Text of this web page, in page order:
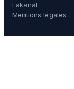
Lakanal
Mentions légales ·